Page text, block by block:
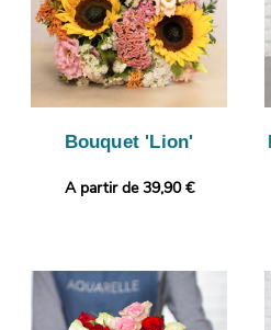
Bouquet 'Lion'
A partir de 39,90 €